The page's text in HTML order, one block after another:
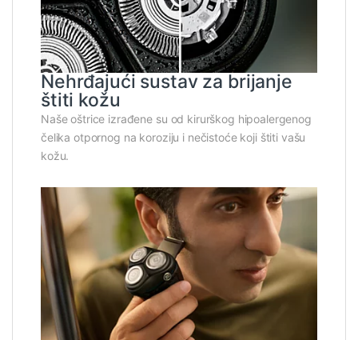
Nehrđajući sustav za brijanje
štiti kožu
Naše oštrice izrađene su od kirurškog hipoalergenog
čelika otpornog na koroziju i nečistoće koji štiti vašu
kožu.